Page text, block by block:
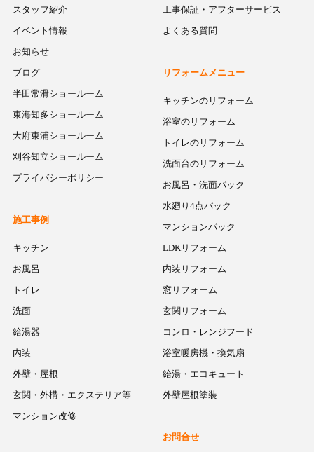
スタッフ紹介
イベント情報
お知らせ
ブログ
半田常滑ショールーム
東海知多ショールーム
大府東浦ショールーム
刈谷知立ショールーム
プライバシーポリシー
工事保証・アフターサービス
よくある質問
リフォームメニュー
キッチンのリフォーム
浴室のリフォーム
トイレのリフォーム
洗面台のリフォーム
お風呂・洗面パック
水廻り4点パック
マンションパック
LDKリフォーム
内装リフォーム
窓リフォーム
玄関リフォーム
コンロ・レンジフード
浴室暖房機・換気扇
給湯・エコキュート
外壁屋根塗装
施工事例
キッチン
お風呂
トイレ
洗面
給湯器
内装
外壁・屋根
玄関・外構・エクステリア等
マンション改修
お問合せ